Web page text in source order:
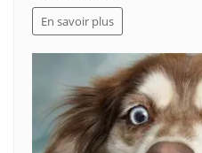
En savoir plus